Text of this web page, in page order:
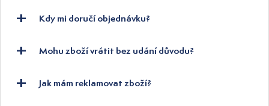
Kdy mi doručí objednávku?
Mohu zboží vrátit bez udání důvodu?
Jak mám reklamovat zboží?